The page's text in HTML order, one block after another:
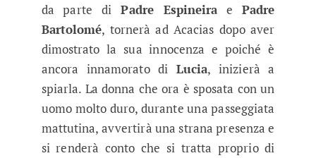
da parte diPadre Espineirae Padre
Bartolomé, tornerà ad Acacias dopo aver
dimostrato la sua innocenza e poiché è
ancora innamorato di Lucia, inizierà a
spiarla. La donna che ora è sposata con un
uomo molto duro, durante una passeggiata
mattutina, avvertirà una strana presenza e
si renderà conto che si tratta proprio di